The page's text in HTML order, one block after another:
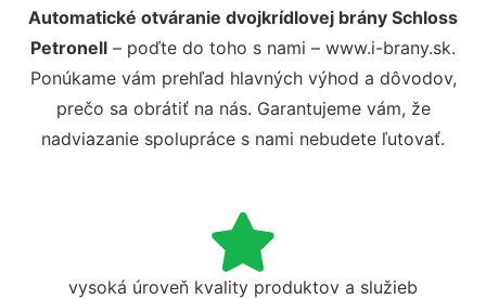
Automatické otváranie dvojkrídlovej brány Schloss
Petronell – poďte do toho s nami – www.i-brany.sk.
Ponúkame vám prehľad hlavných výhod a dôvodov,
prečo sa obrátiť na nás. Garantujeme vám, že
nadviazanie spolupráce s nami nebudete ľutovať.
vysoká úroveň kvality produktov a služieb